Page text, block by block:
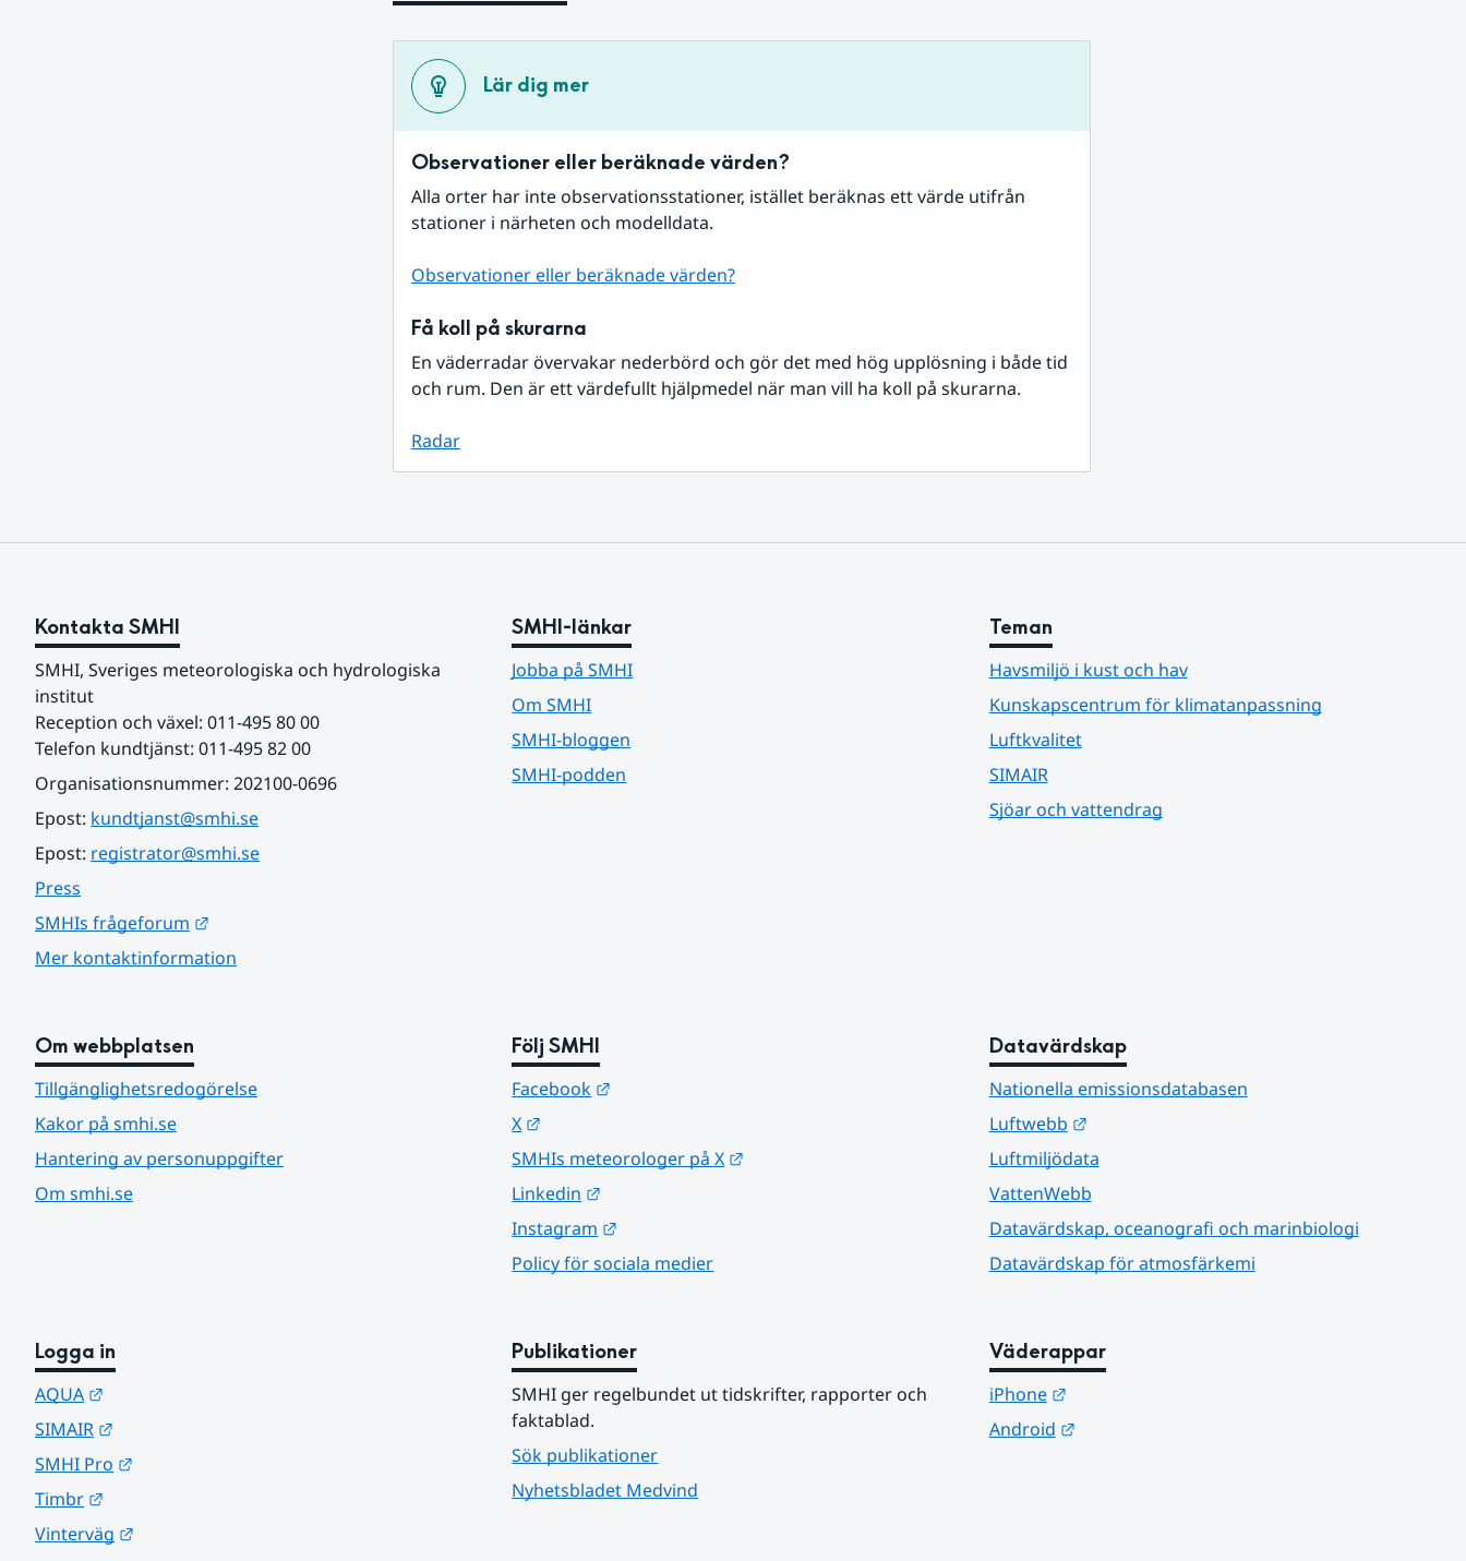
Lär dig mer
Observationer eller beräknade värden?
Alla orter har inte observationsstationer, istället beräknas ett värde utifrån
stationer i närheten och modelldata.
Observationer eller beräknade värden?
Få koll på skurarna
En väderradar övervakar nederbörd och gör det med hög upplösning i både tid
och rum. Den är ett värdefullt hjälpmedel när man vill ha koll på skurarna.
Radar
Kontakta SMHI
SMHI, Sveriges meteorologiska och hydrologiska
institut
Reception och växel: 011-495 80 00
Telefon kundtjänst: 011-495 82 00
Organisationsnummer: 202100-0696
Epost: kundtjanst@smhi.se
Epost: registrator@smhi.se
Press
SMHIs frågeforum
Mer kontaktinformation
SMHI-länkar
Jobba på SMHI
Om SMHI
SMHI-bloggen
SMHI-podden
Teman
Havsmiljö i kust och hav
Kunskapscentrum för klimatanpassning
Luftkvalitet
SIMAIR
Sjöar och vattendrag
Om webbplatsen
Tillgänglighetsredogörelse
Kakor på smhi.se
Hantering av personuppgifter
Om smhi.se
Följ SMHI
Facebook
X
SMHIs meteorologer på X
Linkedin
Instagram
Policy för sociala medier
Datavärdskap
Nationella emissionsdatabasen
Luftwebb
Länk till annan webbplats.
Luftmiljödata
VattenWebb
Datavärdskap, oceanografi och marinbiologi
Datavärdskap för atmosfärkemi
Logga in
AQUA
SIMAIR
SMHI Pro
Timbr
Vinterväg
Publikationer
SMHI ger regelbundet ut tidskrifter, rapporter och
faktablad.
Sök publikationer
Nyhetsbladet Medvind
Väderappar
iPhone
Länk till annan webbplats.
Android
Länk till annan webbplats.